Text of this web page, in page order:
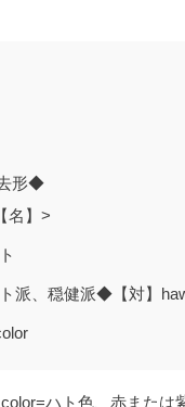
形◆
【名】>
ト派、穏健派◆【対】
ハト色、赤または